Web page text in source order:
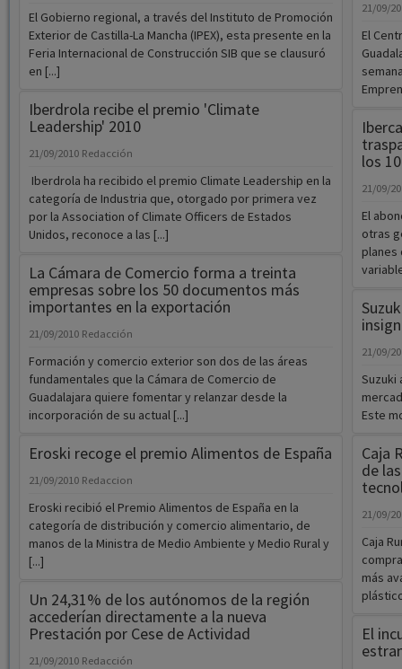
El Gobierno regional, a través del Instituto de Promoción
Exterior de Castilla-La Mancha (IPEX), esta presente en la
Feria Internacional de Construcción SIB que se clausuró
en [...]
Iberdrola recibe el premio 'Climate
Leadership' 2010
21/09/2010 Redacción
Iberdrola ha recibido el premio Climate Leadership en la
categoría de Industria que, otorgado por primera vez
por la Association of Climate Officers de Estados
Unidos, reconoce a las [...]
La Cámara de Comercio forma a treinta
empresas sobre los 50 documentos más
importantes en la exportación
21/09/2010 Redacción
Formación y comercio exterior son dos de las áreas
fundamentales que la Cámara de Comercio de
Guadalajara quiere fomentar y relanzar desde la
incorporación de su actual [...]
Eroski recoge el premio Alimentos de España
21/09/2010 Redaccion
Eroski recibió el Premio Alimentos de España en la
categoría de distribución y comercio alimentario, de
manos de la Ministra de Medio Ambiente y Medio Rural y
[...]
Un 24,31% de los autónomos de la región
accederían directamente a la nueva
Prestación por Cese de Actividad
21/09/2010 Redacción
21/09/
El
los
21/09/
El
otras
planes
21/09/
Suzuki
Este
Caja
de
21/09/
Caja
más
El